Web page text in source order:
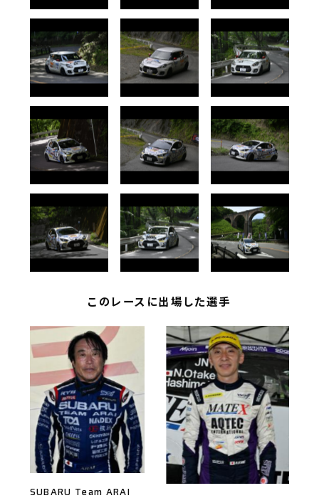
このレースに出場した選手
SUBARU Team ARAI